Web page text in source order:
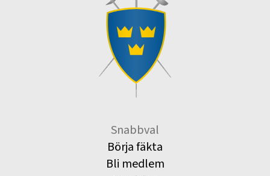
Snabbval
Börja fäkta
Bli medlem